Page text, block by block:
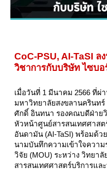
CoC-PSU, AI-TaSI ล
วิชาการกับบริษัท ไซบอ
เมื่อวันที่ 1 มีนาคม 2566 ที่ผ่
มหาวิทยาลัยสงขลานครินทร์
ศักดิ์ อินทนา รองคณบดีฝ่าย
หัวหน้าศูนย์สารสนเทศศาสต
อันดามัน (AI-TaSI) พร้อมด้
นามบันทึกความเข้าใจควา
วิจัย (MOU) ระหว่าง วิทยา
สารสนเทศศาสตร์บริการแล